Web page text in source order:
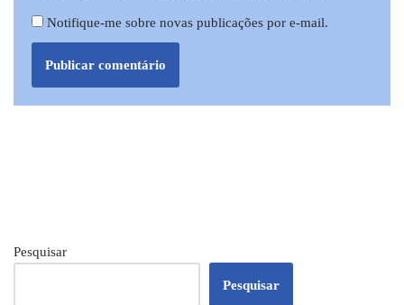
Notifique-me sobre novas publicações por e-mail.
Pesquisar
Pesquisar